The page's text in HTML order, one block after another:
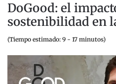
DoGood: el
sostenibilidad en
(Tiempo estimado: 9 - 17 minutos)